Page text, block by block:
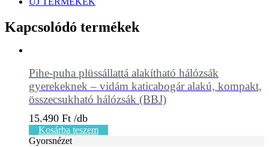
Kapcsolódó termékek
Pihe-puha plüssállattá alakítható hálózsák
gyerekeknek – vidám katicabogár alakú, kompakt,
összecsukható hálózsák (BBJ)
15.490 Ft
Kosárba teszem
Gyorsnézet